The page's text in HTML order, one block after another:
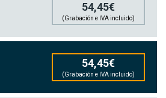
54,45€
(Grabación e IVA incluido)
54,45€
(Grabación e IVA incluido)